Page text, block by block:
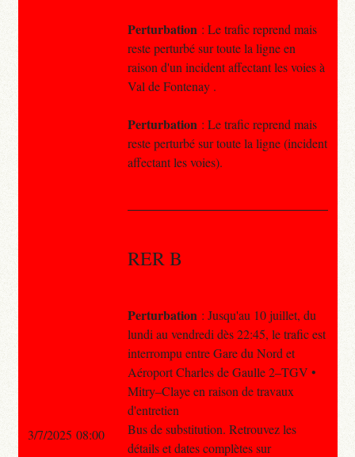
Perturbation : Le trafic reprend mais
reste perturbé sur toute la ligne en
raison d'un incident affectant les voies à
Val de Fontenay .
Perturbation : Le trafic reprend mais
reste perturbé sur toute la ligne (incident
affectant les voies).
RER B
Perturbation : Jusqu'au 10 juillet, du
lundi au vendredi dès 22:45, le trafic est
interrompu entre Gare du Nord et
Aéroport Charles de Gaulle 2–TGV •
Mitry–Claye en raison de travaux
d'entretien
Bus de substitution. Retrouvez les
détails et dates complètes sur
3/7/2025 08:00